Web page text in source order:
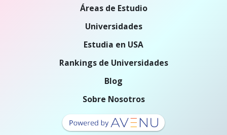
Áreas de Estudio
Universidades
Estudia en USA
Rankings de Universidades
Blog
Sobre Nosotros